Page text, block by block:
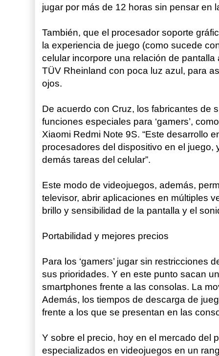
jugar por más de 12 horas sin pensar en
También, que el procesador soporte
la experiencia de juego (como sucede
celular incorpore una relación de
TÜV Rheinland con poca luz azul, para
ojos.
De acuerdo con Cruz, los fabricantes de
funciones especiales para ‘gamers’,
Xiaomi Redmi Note 9S. “Este desarrollo
procesadores del dispositivo en el
demás tareas del celular”.
Este modo de videojuegos, además,
televisor, abrir aplicaciones en múltiples
brillo y sensibilidad de la pantalla y el
Portabilidad y mejores precios
Para los ‘gamers’ jugar sin restricciones
sus prioridades. Y en este punto sacan
smartphones frente a las consolas. La
Además, los tiempos de descarga de
frente a los que se presentan en las
Y sobre el precio, hoy en el mercado del
especializados en videojuegos en un